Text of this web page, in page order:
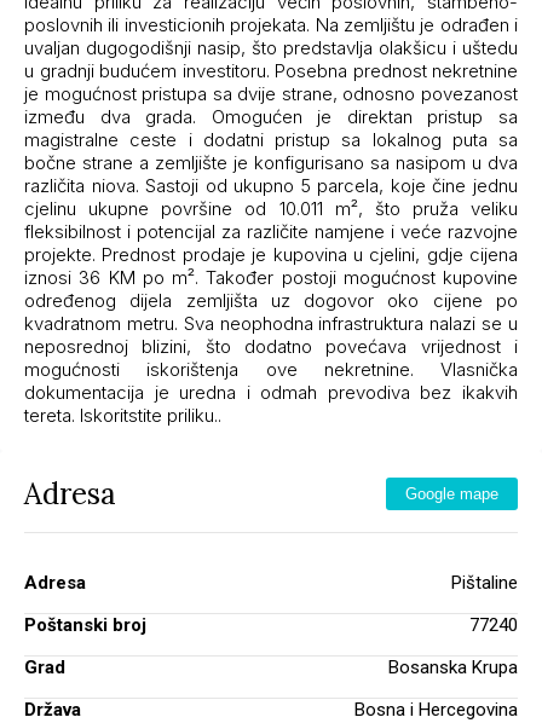
poslovnih ili investicionih projekata. Na zemljištu je odrađen i
uvaljan dugogodišnji nasip, što predstavlja olakšicu i uštedu
u gradnji budućem investitoru. Posebna prednost nekretnine
je mogućnost pristupa sa dvije strane, odnosno povezanost
između dva grada. Omogućen je direktan pristup sa
magistralne ceste i dodatni pristup sa lokalnog puta sa
bočne strane a zemljište je konfigurisano sa nasipom u dva
različita niova. Sastoji od ukupno 5 parcela, koje čine jednu
cjelinu ukupne površine od 10.011 m², što pruža veliku
fleksibilnost i potencijal za različite namjene i veće razvojne
projekte. Prednost prodaje je kupovina u cjelini, gdje cijena
iznosi 36 KM po m². Također postoji mogućnost kupovine
određenog dijela zemljišta uz dogovor oko cijene po
kvadratnom metru. Sva neophodna infrastruktura nalazi se u
neposrednoj blizini, što dodatno povećava vrijednost i
mogućnosti iskorištenja ove nekretnine. Vlasnička
dokumentacija je uredna i odmah prevodiva bez ikakvih
tereta. Iskoritstite priliku..
Adresa Google mape
Adresa
Pištaline
Poštanski broj
77240
Grad
Bosanska Krupa
Država
Bosna i Hercegovina